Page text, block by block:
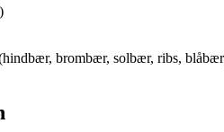
brombær, solbær, ribs,